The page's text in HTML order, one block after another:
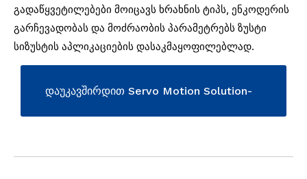
გადაწყვეტილებები მოიცავს ხრახნის ტიპს, ენკოდერის
გარჩევადობას და მოძრაობის პარამეტრებს ზუსტი
სიზუსტის აპლიკაციების დასაკმაყოფილებლად.
დაუკავშირდით Servo Motion Solution-